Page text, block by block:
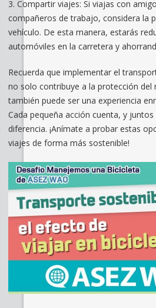
3. Compartir viajes: Si viajas con
compañeros de trabajo, considera la
vehículo. De esta manera, estarás
automóviles en la carretera y
Recuerda que implementar el
no solo contribuye a la protección del
también puede ser una experiencia
Cada pequeña acción cuenta, y
diferencia. ¡Anímate a probar estas
viajes de forma más sostenible!